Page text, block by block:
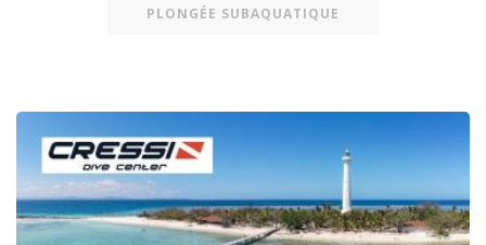
PLONGÉE SUBAQUATIQUE